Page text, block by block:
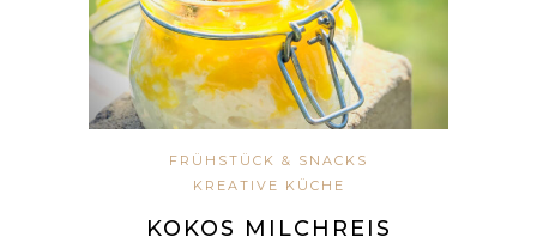
FRÜHSTÜCK & SNACKS
KREATIVE KÜCHE
KOKOS MILCHREIS